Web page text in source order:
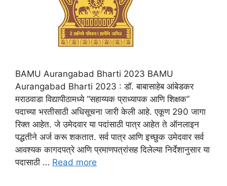
BAMU Aurangabad Bharti 2023 BAMU
Aurangabad Bharti 2023 : डॉ. बाबासाहेब आंबेडकर
मराठवाडा विद्यापीठामध्ये “सहाय्यक प्राध्यापक आणि शिक्षक”
पदाच्या भरतीसाठी अधिसूचना जारी केली आहे. एकूण 290 जागा
रिक्त आहेत. जे उमेदवार या पदांसाठी पात्र आहेत ते ऑनलाइन
पद्धतीने अर्ज करू शकतात. सर्व पात्र आणि इच्छुक उमेदवार सर्व
आवश्यक कागदपत्रे आणि प्रमाणपत्रांसह दिलेल्या निर्देशानुसार या
पदासाठी … Read more